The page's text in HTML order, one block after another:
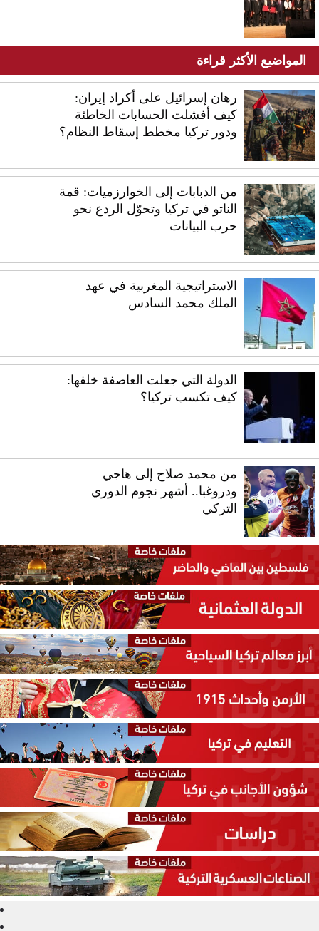
المواضيع الأكثر قراءة
رهان إسرائيل على أكراد إيران:
كيف أفشلت الحسابات الخاطئة
ودور تركيا مخطط إسقاط النظام؟
من الدبابات إلى الخوارزميات: قمة
الناتو في تركيا وتحوّل الردع نحو
حرب البيانات
الاستراتيجية المغربية في عهد
الملك محمد السادس
الدولة التي جعلت العاصفة خلفها:
كيف تكسب تركيا؟
من محمد صلاح إلى هاجي
ودروغبا.. أشهر نجوم الدوري
التركي